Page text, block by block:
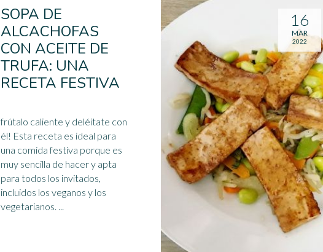
SOPA DE
ALCACHOFAS
CON ACEITE DE
TRUFA: UNA
RECETA FESTIVA
frútalo caliente y deléitate con
él! Esta receta es ideal para
una comida festiva porque es
muy sencilla de hacer y apta
para todos los invitados,
incluidos los veganos y los
vegetarianos . ...
16
MAR
2022